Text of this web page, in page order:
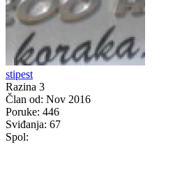
stipest
Razina 3
Član od: Nov 2016
Poruke: 446
Sviđanja: 67
Spol: